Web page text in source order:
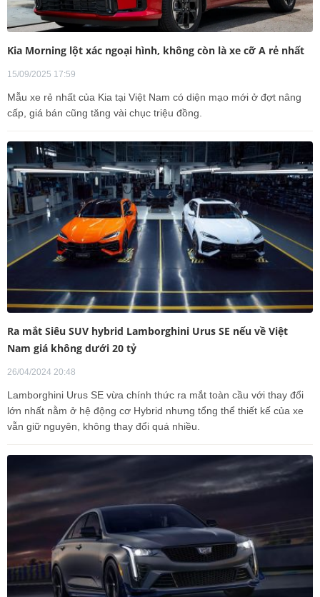
Kia Morning lột xác ngoại hình, không còn là xe cỡ A rẻ nhất
15/09/2025 17:59
Mẫu xe rẻ nhất của Kia tại Việt Nam có diện mạo mới ở đợt nâng
cấp, giá bán cũng tăng vài chục triệu đồng.
Ra mắt Siêu SUV hybrid Lamborghini Urus SE nếu về Việt
Nam giá không dưới 20 tỷ
26/04/2024 20:48
Lamborghini Urus SE vừa chính thức ra mắt toàn cầu với thay đổi
lớn nhất nằm ở hệ động cơ Hybrid nhưng tổng thể thiết kế của xe
vẫn giữ nguyên, không thay đổi quá nhiều.